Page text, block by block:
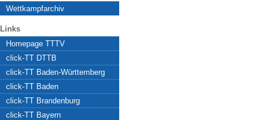
Wettkampfarchiv
Links
Homepage TTTV
click-TT DTTB
click-TT Baden-Württemberg
click-TT Baden
click-TT Brandenburg
click-TT Bayern